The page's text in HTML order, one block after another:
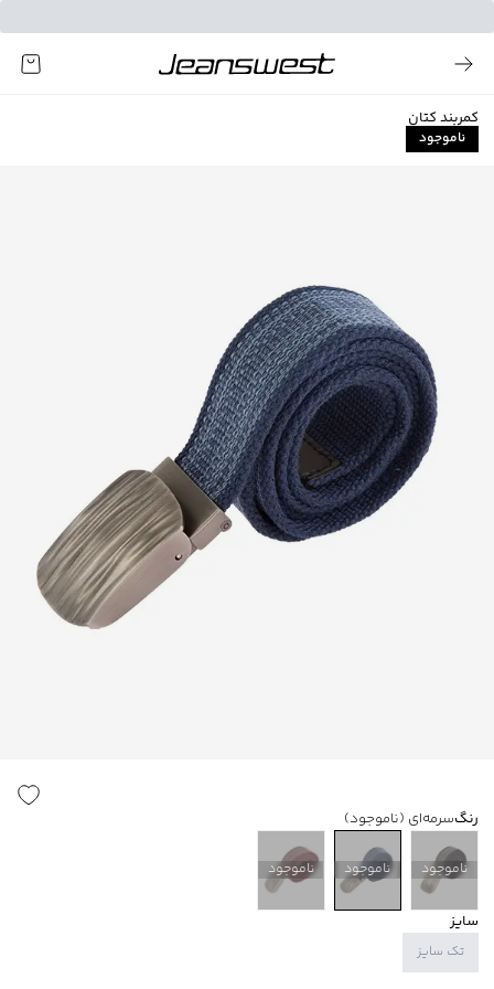
کمربند کتان
ناموجود
رنگسرمه‌ای (ناموجود)
ناموجود ناموجود ناموجود
سایز
تک سایز